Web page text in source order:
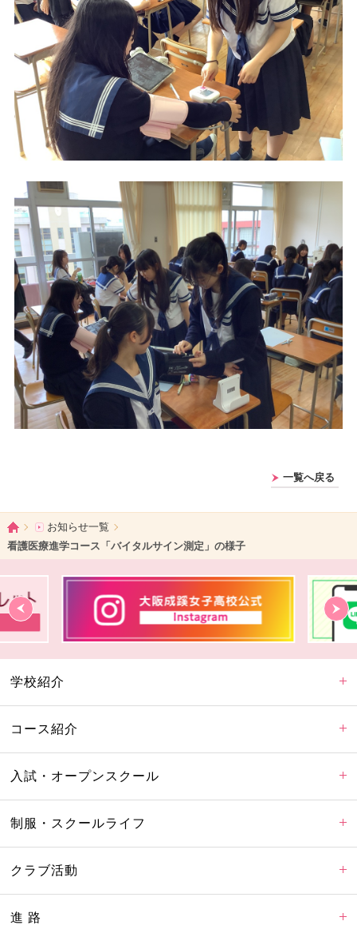
一覧へ戻る
ホームお知らせ一覧
看護医療進学コース「バイタルサイン測定」の様子
学校紹介
コース紹介
入試・オープンスクール
制服・スクールライフ
クラブ活動
進 路